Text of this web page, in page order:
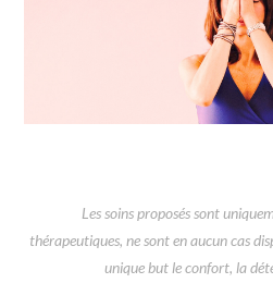
Les soins proposés sont
thérapeutiques, ne sont en aucun cas
unique but le confort, la